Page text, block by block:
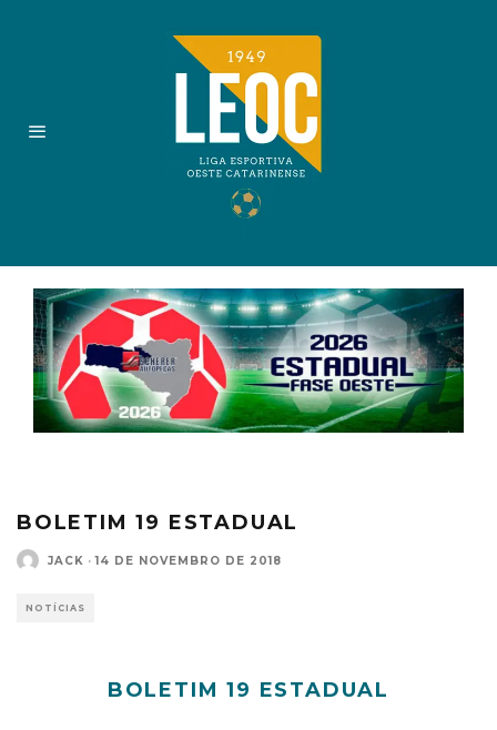
BOLETIM 19 ESTADUAL
JACK · 14 DE NOVEMBRO DE 2018
NOTÍCIAS
BOLETIM 19 ESTADUAL